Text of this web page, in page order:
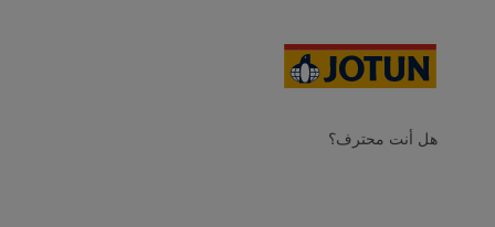
هل أنت محترف؟